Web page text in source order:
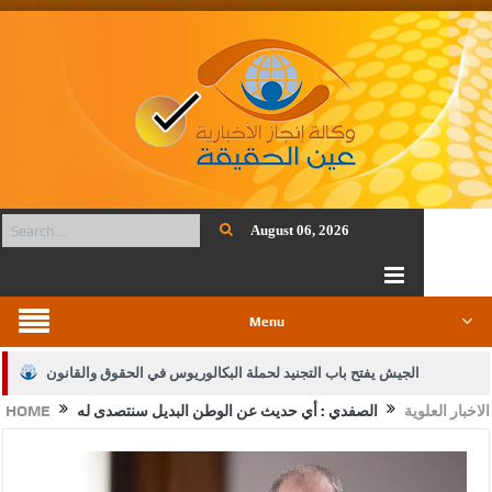
August 06, 2026
Menu
الجيش يفتح باب التجنيد لحملة البكالوريوس في الحقوق والقانون
بيان اجتماع عمّان:دعم الوصاية الهاشمية التاريخية على المقدسات
الإسلامية والمسيحية
HOME الاخبار العلوية الصفدي : أي حديث عن الوطن البديل سنتصدى له